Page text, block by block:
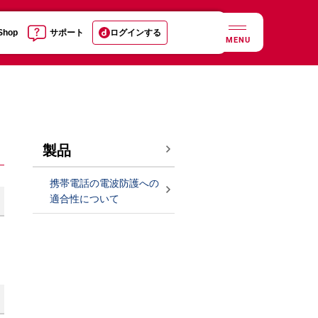
サポート ログインする
MENU
製品
携帯電話の電波防護への
適合性について